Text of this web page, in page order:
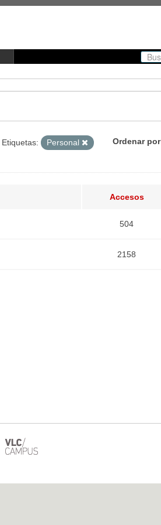
Ordenar por
Etiquetas: Personal
Accesos
504
2158